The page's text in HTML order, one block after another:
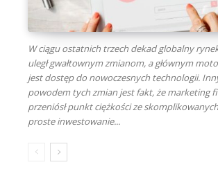
W ciągu ostatnich trzech dekad globalny
uległ gwałtownym zmianom, a głównym
jest dostęp do nowoczesnych technologii.
powodem tych zmian jest fakt, że marketing
przeniósł punkt ciężkości ze
proste inwestowanie...